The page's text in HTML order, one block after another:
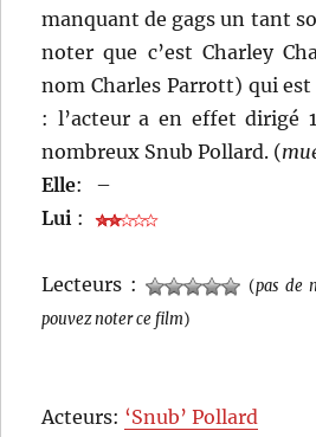
manquant de gags un tant
noter que c’est Charley
nom Charles Parrott) qui
: l’acteur a en effet dirigé
nombreux Snub Pollard. (
Elle:
–
Lui :
Lecteurs : (pas de
pouvez noter ce film)
Acteurs: ‘Snub’ Pollard